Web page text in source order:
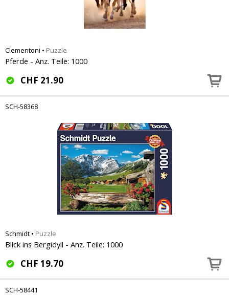
Clementoni • Puzzle
Pferde - Anz. Teile: 1000
CHF 21.90
SCH-58368
Schmidt • Puzzle
Blick ins Bergidyll - Anz. Teile: 1000
CHF 19.70
SCH-58441